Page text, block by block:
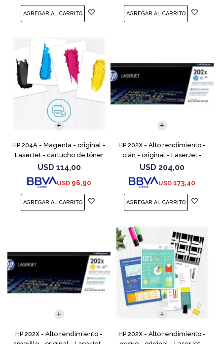
HP 204A - Magenta - original -
LaserJet - cartucho de tóner
(CF513A) - para Color LaserJet
Pro M154a, M154nw, MFP
M180n, MFP M18
USD 114,00
USD 96,90
HP 202X - Alto rendimiento -
cián - original - LaserJet -
cartucho de tóner (CF501X) -
para Color LaserJet Pro
M254dw, M254nw, M
USD 204,00
USD 173,40
HP 202X - Alto rendimiento -
HP 202X - Alto rendimiento -